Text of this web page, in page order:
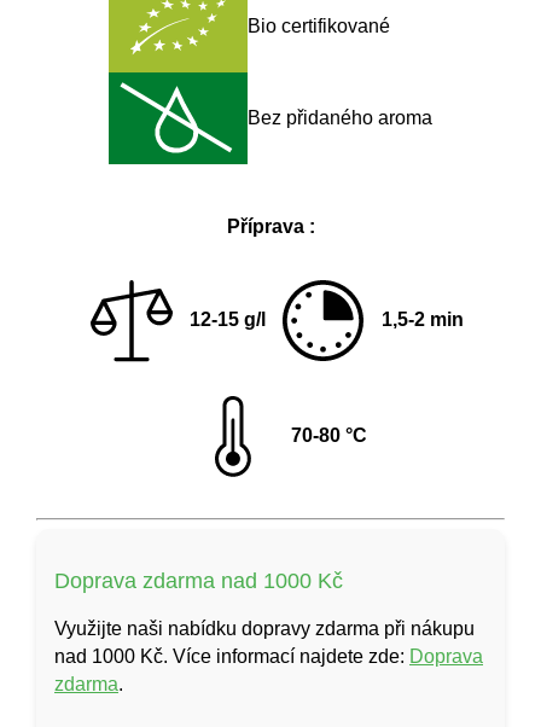
Bio certifikované
Bez přidaného aroma
Příprava :
12-15 g/l 1,5-2 min
70-80 °C
Doprava zdarma nad 1000 Kč
Využijte naši nabídku dopravy zdarma při nákupu
nad 1000 Kč. Více informací najdete zde: Doprava
zdarma.